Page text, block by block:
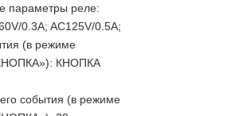
параметры реле:
0.3A; AC125V/0.5A;
(в режиме
КНОПКА
события (в режиме